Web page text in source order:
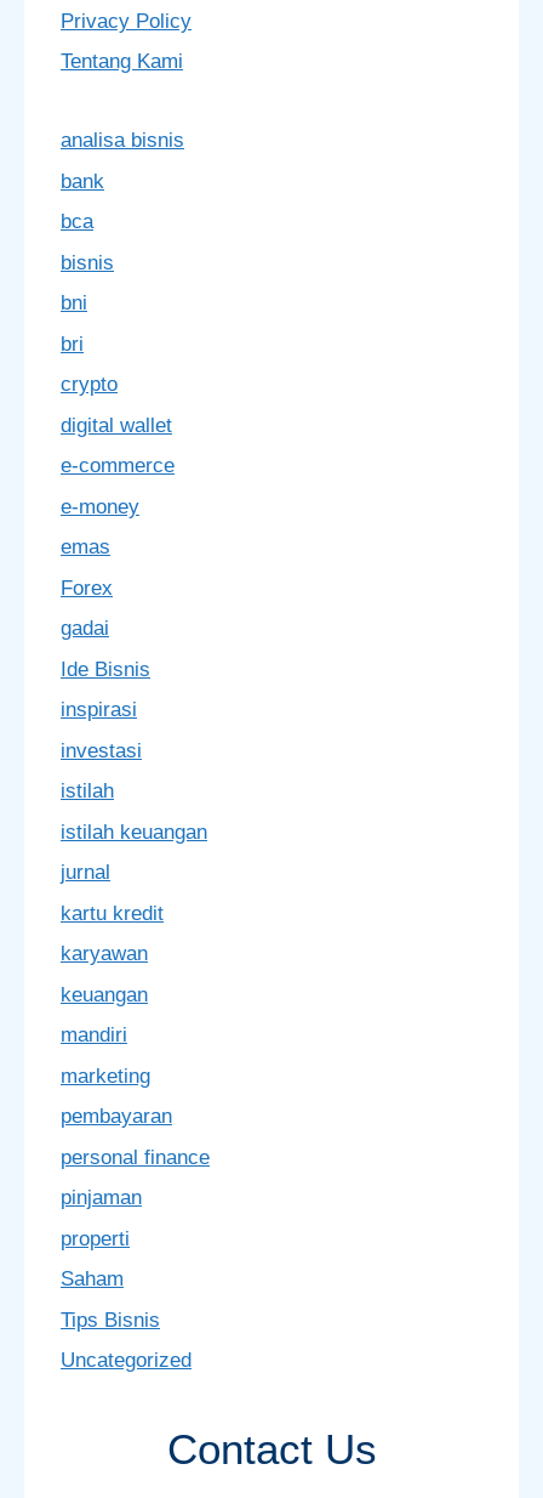
Privacy Policy
Tentang Kami
analisa bisnis
bank
bca
bisnis
bni
bri
crypto
digital wallet
e-commerce
e-money
emas
Forex
gadai
Ide Bisnis
inspirasi
investasi
istilah
istilah keuangan
jurnal
kartu kredit
karyawan
keuangan
mandiri
marketing
pembayaran
personal finance
pinjaman
properti
Saham
Tips Bisnis
Uncategorized
Contact Us